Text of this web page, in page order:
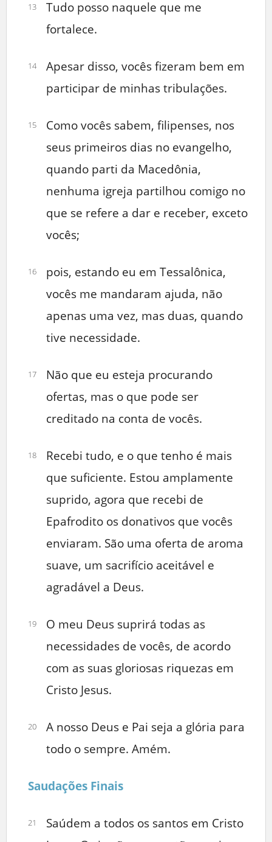
13
Tudo posso naquele que me
fortalece.
14
Apesar disso, vocês fizeram bem em
participar de minhas tribulações.
15
Como vocês sabem, filipenses, nos
seus primeiros dias no evangelho,
quando parti da Macedônia,
nenhuma igreja partilhou comigo no
que se refere a dar e receber, exceto
vocês;
16
pois, estando eu em Tessalônica,
vocês me mandaram ajuda, não
apenas uma vez, mas duas, quando
tive necessidade.
17
Não que eu esteja procurando
ofertas, mas o que pode ser
creditado na conta de vocês.
18
Recebi tudo, e o que tenho é mais
que suficiente. Estou amplamente
suprido, agora que recebi de
Epafrodito os donativos que vocês
enviaram. São uma oferta de aroma
suave, um sacrifício aceitável e
agradável a Deus.
19
O meu Deus suprirá todas as
necessidades de vocês, de acordo
com as suas gloriosas riquezas em
Cristo Jesus.
20
A nosso Deus e Pai seja a glória para
todo o sempre. Amém.
Saudações Finais
21
Saúdem a todos os santos em Cristo